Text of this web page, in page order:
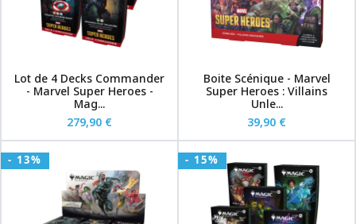
Lot de 4 Decks Commander
- Marvel Super Heroes -
Mag...
279,90 €
Boite Scénique - Marvel
Super Heroes : Villains
Unle...
39,90 €
- 13% - 15%